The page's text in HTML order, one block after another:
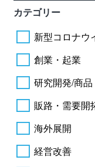
カテゴリー
新型コロナウ
創業・起業
研究開発/商
販路・需要開
海外展開
経営改善